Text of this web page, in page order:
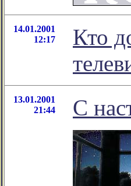
14.01.2001
12:17
Кто
13.01.2001
21:44
С